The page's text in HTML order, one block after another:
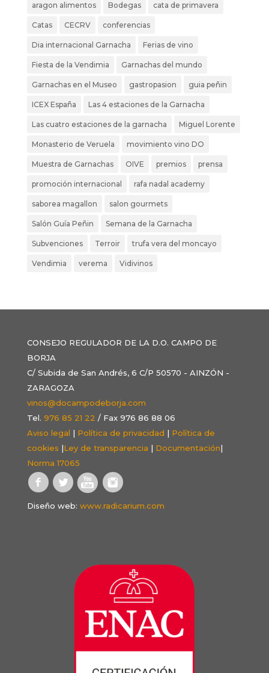
aragon alimentos Bodegas cata de primavera
Catas CECRV conferencias
Dia internacional Garnacha Ferias de vino
Fiesta de la Vendimia Garnachas del mundo
Garnachas en el Museo gastropasion guia peñin
ICEX España Las 4 estaciones de la Garnacha
Las cuatro estaciones de la garnacha Miguel Lorente
Monasterio de Veruela movimiento vino DO
Muestra de Garnachas OIVE premios prensa
promoción internacional rafa nadal academy
saborea magallon salon gourmets
Salón Guía Peñin Semana de la Garnacha
Subvenciones Terroir trufa vera del moncayo
Vendimia verema Vidivinos
CONSEJO REGULADOR DE LA D.O. CAMPO DE
BORJA
C/ Subida de San Andrés, 6 C/P 50570 - AINZÓN -
ZARAGOZA
vinos@docampodeborja.com
Tel. 976 85 21 22 / Fax 976 86 88 06
Aviso legal | Política de privacidad | Política de
cookies |Ley de transparencia | Documentación|
Norma 17065
Diseño web: www.radicarium.com